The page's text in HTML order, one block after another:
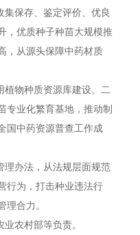
集保存、鉴定评价、优良
，优质种子种苗大规模推
，从源头保障中药材质
植物种质资源库建设。二
专业化繁育基地，推动制
国中药资源普查工作成
理办法，从法规层面规范
行为，打击种业违法行
理合力。
农村部等负责。